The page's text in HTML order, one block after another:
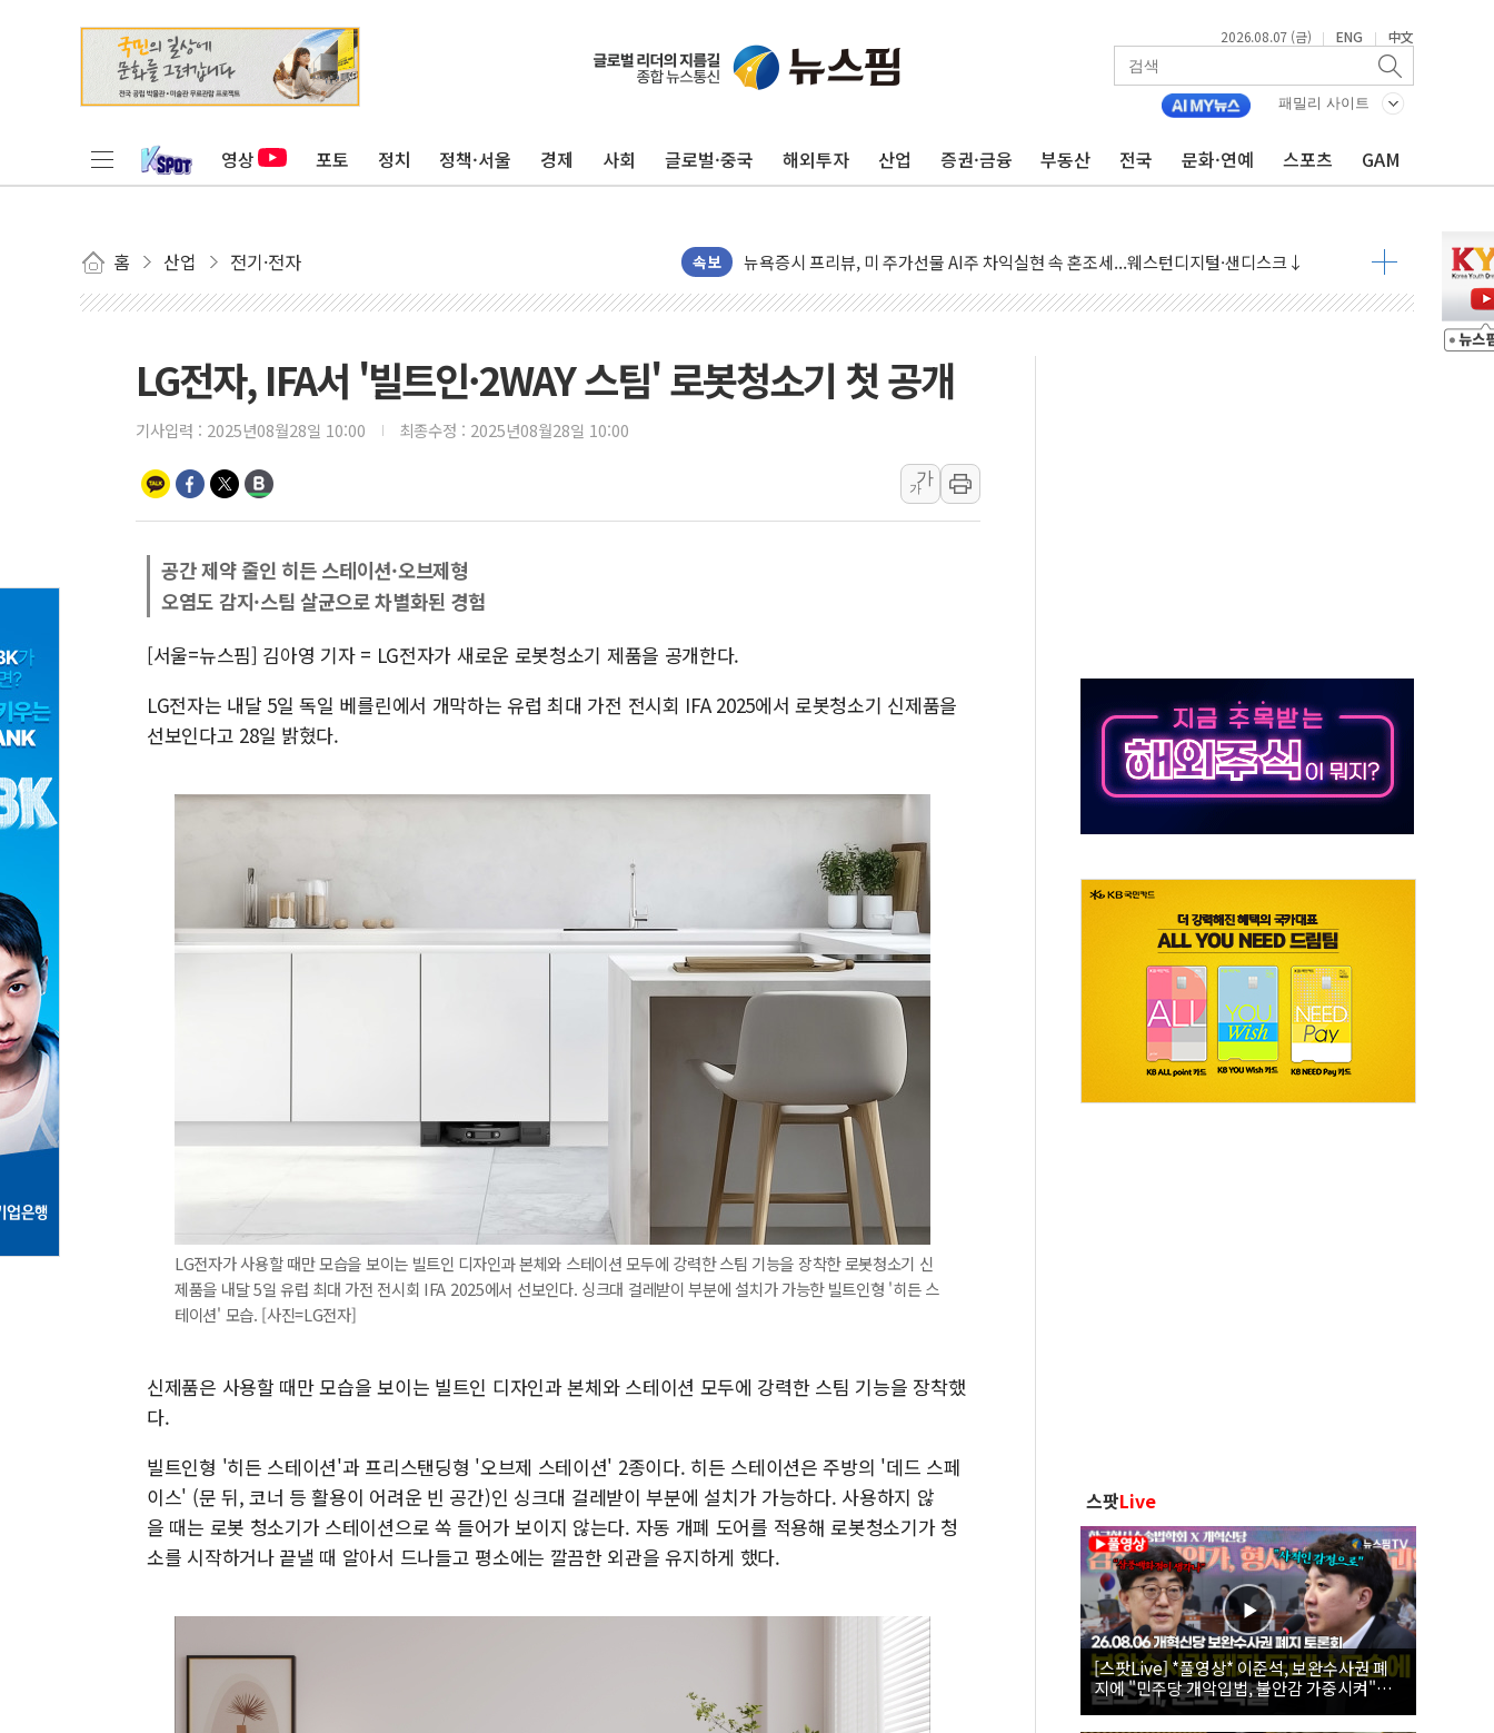
2026.08.07 (금) | ENG | 中文
패밀리 사이트
영상 포토 정치 정책·서울 경제 사회 글로벌·중국 해외투자 산업 증권·금융 부동산 전국 문화·연예 스포츠 GAM
홈 산업 전기·전자 속보
유럽증시, 견조한 실적 소화하며 대부분 상승… "2분기 기업 순이익 21% 증가" 전망
리투아니아 국방 "러, 우크라 드론으로 나토 회원국 공격 검토… 거짓 깃발 작전"
뉴욕증시 개장 전 특징주...모더나·아이온큐·도어대시↑ VS 샌디스크·피그마·앱러빈↓
청와대, 북한 단거리 탄도미사일 발사에 긴급 안보 점검회의
금값 7주 만에 최고…美 고용 둔화·호르무즈 재개방 기대에 강세
러, 1인칭시점 드론으로 우크라 민간인 '사파리' 공격… 시민들 공포감 극대화 전략
양주 섬유염색공장서 화재 1명 중상…대응 1단계 진압 중
김정관 산업부 장관 "주 52시간 손봐야, 경쟁상대 中과 비교해야"
주한미군 "오산기지 누출, 백린 아닌 무해한 표면 부식 물질"
구미 폐염산처리업체서 불 2시간30여분만에 진화...외국인 노동자 숨져
LG전자, IFA서 '빌트인·2WAY 스팀' 로봇청소기 첫 공개
기사입력 : 2025년08월28일 10:00 최종수정 : 2025년08월28일 10:00
가
가
공간 제약 줄인 히든 스테이션·오브제형
오염도 감지·스팀 살균으로 차별화된 경험
[서울=뉴스핌] 김아영 기자 = LG전자가 새로운 로봇청소기 제품을 공개한다.
LG전자는 내달 5일 독일 베를린에서 개막하는 유럽 최대 가전 전시회 IFA 2025에서 로봇청소기 신제품을
선보인다고 28일 밝혔다.
LG전자가 사용할 때만 모습을 보이는 빌트인 디자인과 본체와 스테이션 모두에 강력한 스팀 기능을 장착한 로봇청소기 신
제품을 내달 5일 유럽 최대 가전 전시회 IFA 2025에서 선보인다. 싱크대 걸레받이 부분에 설치가 가능한 빌트인형 '히든 스
테이션' 모습. [사진=LG전자]
신제품은 사용할 때만 모습을 보이는 빌트인 디자인과 본체와 스테이션 모두에 강력한 스팀 기능을 장착했
다.
빌트인형 '히든 스테이션'과 프리스탠딩형 '오브제 스테이션' 2종이다. 히든 스테이션은 주방의 '데드 스페
이스' (문 뒤, 코너 등 활용이 어려운 빈 공간)인 싱크대 걸레받이 부분에 설치가 가능하다. 사용하지 않
을 때는 로봇 청소기가 스테이션으로 쏙 들어가 보이지 않는다. 자동 개폐 도어를 적용해 로봇청소기가 청
소를 시작하거나 끝낼 때 알아서 드나들고 평소에는 깔끔한 외관을 유지하게 했다.
스팟Live
[스팟Live] *풀영상* 이준석, 보완수사권 폐
지에 "민주당 개악입법, 불안감 가중시켜"｜
26.08.06 개혁신당 보완수사권 폐지 토론회